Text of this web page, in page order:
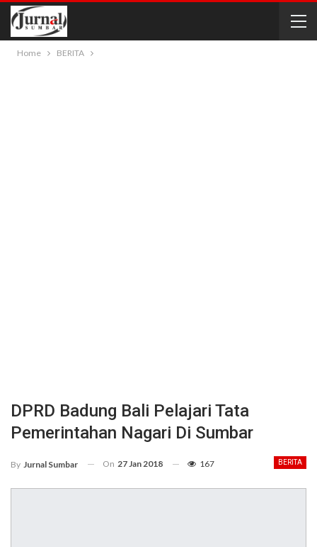
Home BERITA
DPRD Badung Bali Pelajari Tata
Pemerintahan Nagari Di Sumbar
BERITA
By Jurnal Sumbar On 27 Jan 2018 167